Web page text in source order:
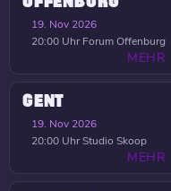
19. Nov 2026
20:00 Uhr Forum Offenburg
MEHR
GENT
19. Nov 2026
20:00 UhrStudio Skoop
MEHR